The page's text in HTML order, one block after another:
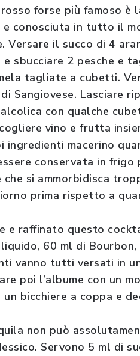
forse più famoso è
conosciuta in tutto il
Versare il succo di 4
e sbucciare 2 pesche e
tagliate a cubetti.
Sangiovese. Lasciare
con qualche
vino e frutta
ingredienti macerino
conservata in
si ammorbidisca
prima rispetto a
e raffinato questo
60 ml di
vanno tutti versati in
poi l’albume con un
bicchiere a coppa e
non può
Servono 5 ml di